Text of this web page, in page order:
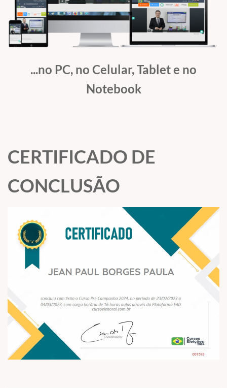
...no PC, no Celular, Tablete no
Notebook
CERTIFICADO DE
CONCLUSÃO